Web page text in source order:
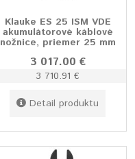
Klauke ES 25 ISM VDE
akumulátorové káblové
nožnice, priemer 25 mm
3 017.00 €
3 710.91 €
Detail produktu